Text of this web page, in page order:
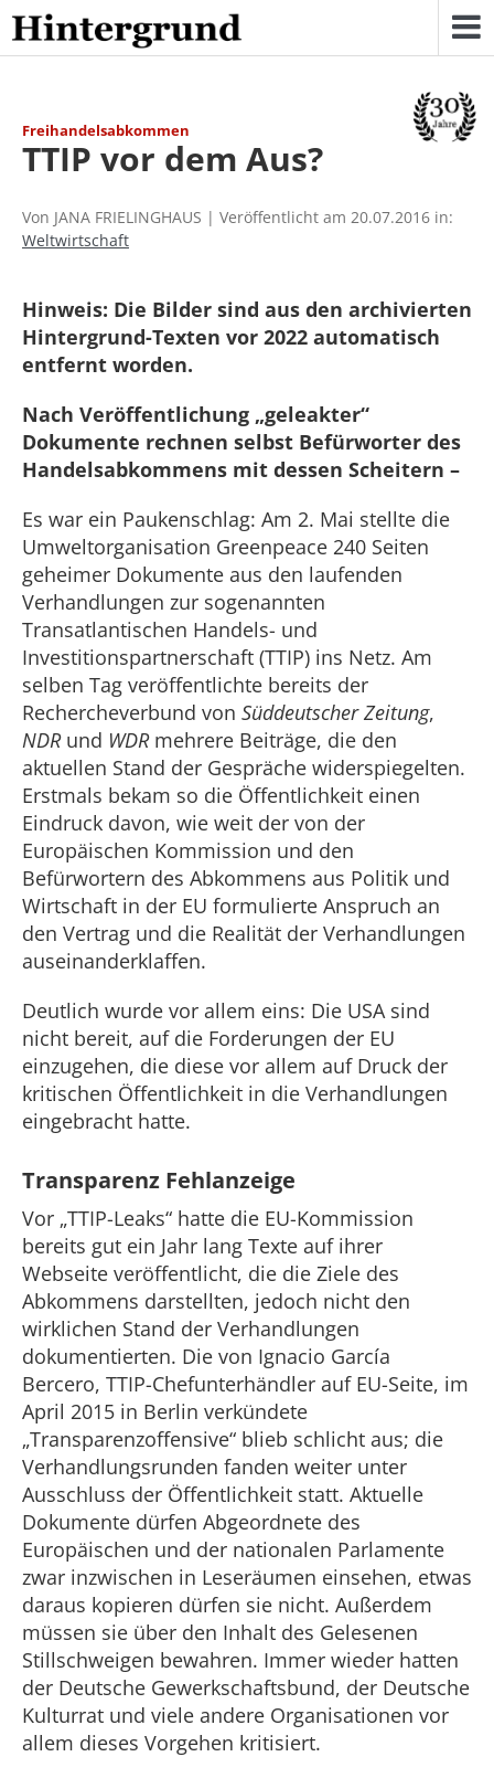
Skip
to
content
Freihandelsabkommen
TTIP vor dem Aus?
Von JANA FRIELINGHAUS | Veröffentlicht am 20.07.2016 in:
Weltwirtschaft
Hinweis: Die Bilder sind aus den archivierten
Hintergrund-Texten vor 2022 automatisch
entfernt worden.
Nach Veröffentlichung „geleakter“
Dokumente rechnen selbst Befürworter des
Handelsabkommens mit dessen Scheitern –
Es war ein Paukenschlag: Am 2. Mai stellte die
Umweltorganisation Greenpeace 240 Seiten
geheimer Dokumente aus den laufenden
Verhandlungen zur sogenannten
Transatlantischen Handels- und
Investitionspartnerschaft (TTIP) ins Netz. Am
selben Tag veröffentlichte bereits der
Rechercheverbund von Süddeutscher Zeitung,
NDRund WDRmehrere Beiträge, die den
aktuellen Stand der Gespräche widerspiegelten.
Erstmals bekam so die Öffentlichkeit einen
Eindruck davon, wie weit der von der
Europäischen Kommission und den
Befürwortern des Abkommens aus Politik und
Wirtschaft in der EU formulierte Anspruch an
den Vertrag und die Realität der Verhandlungen
auseinanderklaffen.
Deutlich wurde vor allem eins: Die USA sind
nicht bereit, auf die Forderungen der EU
einzugehen, die diese vor allem auf Druck der
kritischen Öffentlichkeit in die Verhandlungen
eingebracht hatte.
Transparenz Fehlanzeige
Vor „TTIP-Leaks“ hatte die EU-Kommission
bereits gut ein Jahr lang Texte auf ihrer
Webseite veröffentlicht, die die Ziele des
Abkommens darstellten, jedoch nicht den
wirklichen Stand der Verhandlungen
dokumentierten. Die von Ignacio García
Bercero, TTIP-Chefunterhändler auf EU-Seite, im
April 2015 in Berlin verkündete
„Transparenzoffensive“ blieb schlicht aus; die
Verhandlungsrunden fanden weiter unter
Ausschluss der Öffentlichkeit statt. Aktuelle
Dokumente dürfen Abgeordnete des
Europäischen und der nationalen Parlamente
zwar inzwischen in Leseräumen einsehen, etwas
daraus kopieren dürfen sie nicht. Außerdem
müssen sie über den Inhalt des Gelesenen
Stillschweigen bewahren. Immer wieder hatten
der Deutsche Gewerkschaftsbund, der Deutsche
Kulturrat und viele andere Organisationen vor
allem dieses Vorgehen kritisiert.